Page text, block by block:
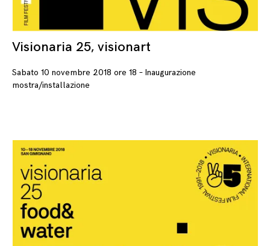
Visionaria 25, visionart
Sabato 10 novembre 2018 ore 18 – Inaugurazione
mostra/installazione